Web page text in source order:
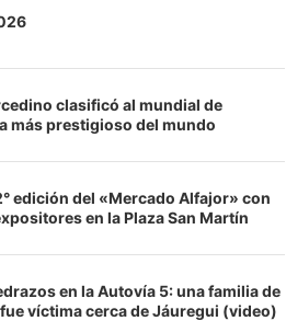
clasificó al mundial de
más prestigioso del mundo
edición del «Mercado Alfajor» con
en la Plaza San Martín
en la Autovía 5: una familia de
víctima cerca de Jáuregui (video)